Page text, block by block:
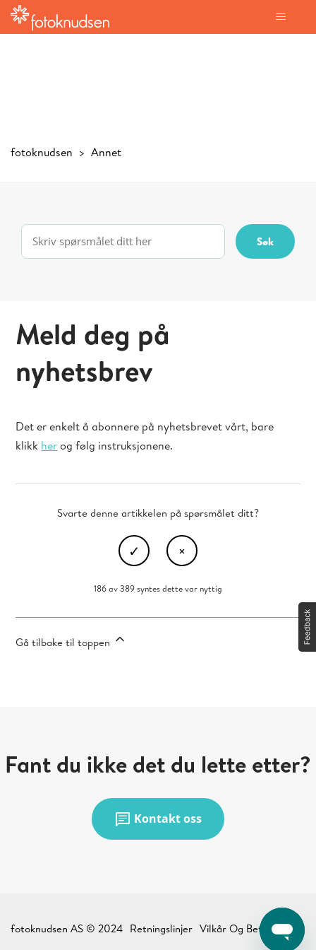
fotoknudsen Annet
Meld deg på
nyhetsbrev
Det er enkelt å abonnere på nyhetsbrevet vårt, bare
klikk herog følg instruksjonene.
Svarte denne artikkelen på spørsmålet ditt?
186 av 389 syntes dette var nyttig
Gå tilbake til toppen
Fant du ikke det du lette etter?
chat Kontakt oss
fotoknudsen AS © 2024 Retningslinjer Vilkår Og Betingelser